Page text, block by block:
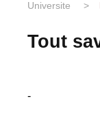
Universite >
Tout
-